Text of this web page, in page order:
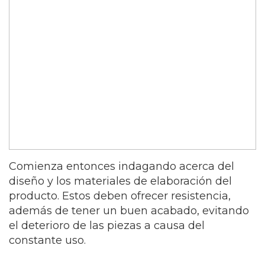
Comienza entonces indagando acerca del
diseño y los materiales de elaboración del
producto. Estos deben ofrecer resistencia,
además de tener un buen acabado, evitando
el deterioro de las piezas a causa del
constante uso.